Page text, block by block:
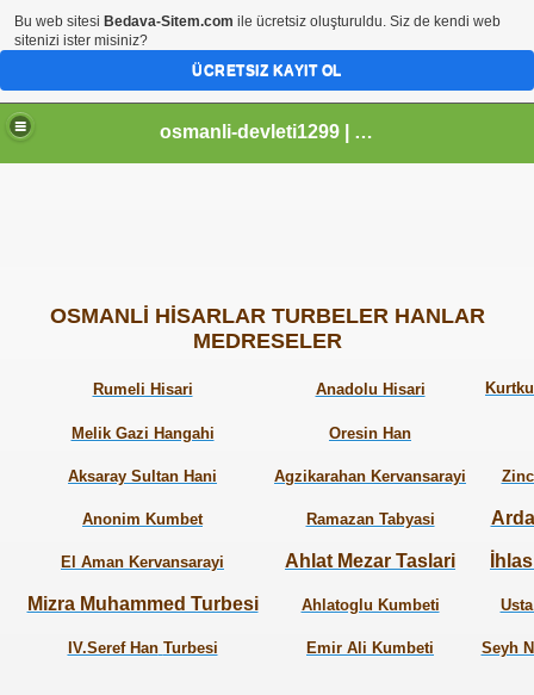
osmanli-devleti1299 | Osmanli Devleti | osmanli padisahlari | osmanli vezirleri | Osmanli Ansiklopedi Bilgileri
OSMANLİ HİSARLAR TURBELER HANLAR
MEDRESELER
Rumeli Hisari Anadolu Hisari
Melik Gazi Hangahi Oresin Han
Aksaray Sultan Hani Agzikarahan Kervansarayi
Anonim Kumbet Ramazan Tabyasi
El Aman Kervansarayi Ahlat Mezar Taslari
Mizra Muhammed Turbesi Ahlatoglu Kumbeti
IV.Seref Han Turbesi Emir Ali Kumbeti Seyh
Bu web sitesi Bedava-Sitem.com ile ücretsiz oluşturuldu. Siz de kendi web
sitenizi ister misiniz?
ÜCRETSIZ KAYIT OL